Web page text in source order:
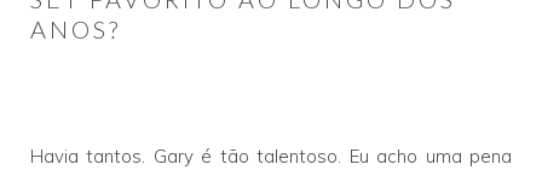
ANOS?
Havia tantos. Gary é tão talentoso. Eu acho uma pena